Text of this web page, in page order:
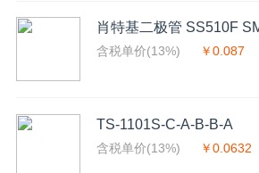
肖特基二极管 SS510F
含税单价(13%) ￥0.087
TS-1101S-C-A-B-B-A
含税单价(13%) ￥0.0632